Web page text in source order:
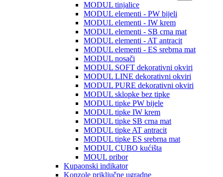
MODUL tinjalice
MODUL elementi - PW bijeli
MODUL elementi - IW krem
MODUL elementi - SB crna mat
MODUL elementi - AT antracit
MODUL elementi - ES srebrna mat
MODUL nosači
MODUL SOFT dekorativni okviri
MODUL LINE dekorativni okviri
MODUL PURE dekorativni okviri
MODUL sklopke bez tipke
MODUL tipke PW bijele
MODUL tipke IW krem
MODUL tipke SB crna mat
MODUL tipke AT antracit
MODUL tipke ES srebrna mat
MODUL CUBO kućišta
MOUL pribor
Kupaonski indikator
Konzole priključne ugradne